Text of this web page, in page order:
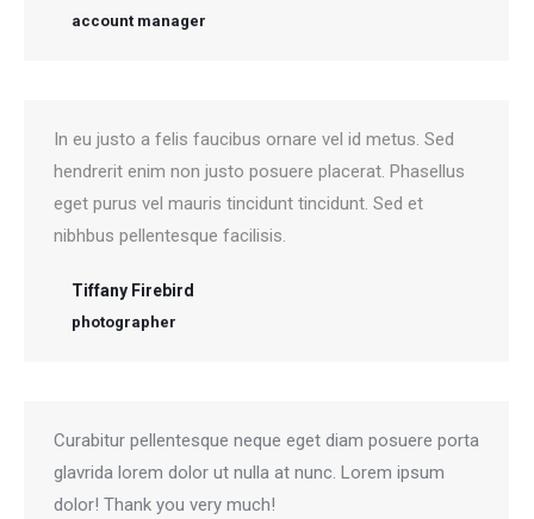
account manager
In eu justo a felis faucibus ornare vel id metus. Sed
hendrerit enim non justo posuere placerat. Phasellus
eget purus vel mauris tincidunt tincidunt. Sed et
nibhbus pellentesque facilisis.
Tiffany Firebird
photographer
Curabitur pellentesque neque eget diam posuere porta
glavrida lorem dolor ut nulla at nunc. Lorem ipsum
dolor! Thank you very much!